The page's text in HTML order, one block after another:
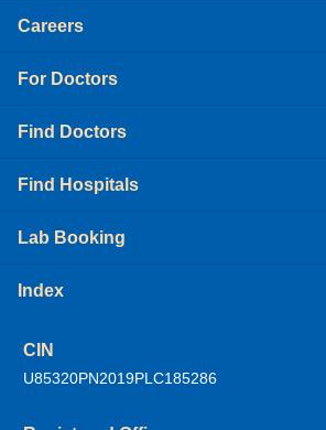
Careers
For Doctors
Find Doctors
Find Hospitals
Lab Booking
Index
CIN
U85320PN2019PLC185286